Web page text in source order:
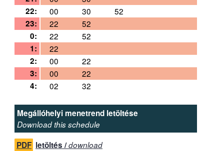
22:
00 30
52
23:
22
52
0:
22
52
1:
22
2:
00
22
3:
00
22
4:
02 32
Megállóhelyi menetrend letöltése
Download this schedule
PDF letöltés /download